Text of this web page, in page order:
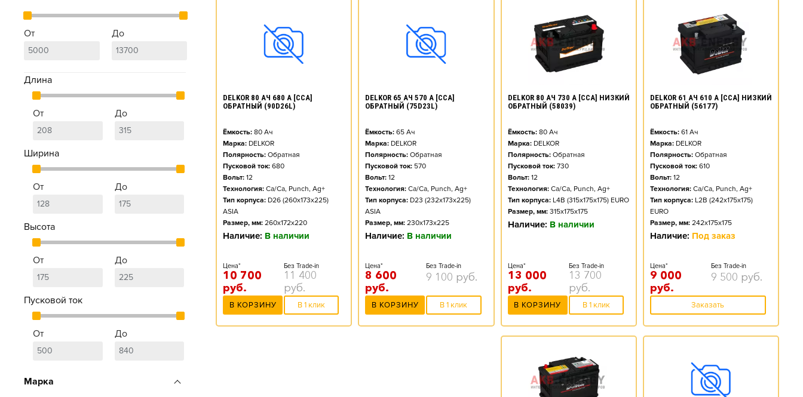
От До
Длина
От До
Ширина
От До
Высота
От До
Пусковой ток
От До
Марка
DELKOR 80 АЧ 680 А [CCA]
ОБРАТНЫЙ (90D26L)
Ёмкость: 80 Ач
Марка: DELKOR
Полярность: Обратная
Пусковой ток: 680
Вольт: 12
Технология: Ca/Ca, Punch, Ag+
Тип корпуса: D26 (260x173x225)
ASIA
Размер, мм: 260x172x220
Наличие: В наличии
Цена*
10 700
руб.
Без Trade-in
11 400
руб.
В КОРЗИНУ В 1 клик
DELKOR 65 АЧ 570 А [CCA]
ОБРАТНЫЙ (75D23L)
Ёмкость: 65 Ач
Марка: DELKOR
Полярность: Обратная
Пусковой ток: 570
Вольт: 12
Технология: Ca/Ca, Punch, Ag+
Тип корпуса: D23 (232x173x225)
ASIA
Размер, мм: 230x173x225
Наличие: В наличии
Цена*
8 600
руб.
Без Trade-in
9 100 руб.
В КОРЗИНУ В 1 клик
DELKOR 80 АЧ 730 А [CCA] НИЗКИЙ
ОБРАТНЫЙ (58039)
Ёмкость: 80Ач
Марка: DELKOR
Полярность: Обратная
Пусковой ток: 730
Вольт: 12
Технология: Ca/Ca, Punch, Ag+
Тип корпуса: L4B (315x175x175) EURO
Размер, мм: 315x175x175
Наличие: В наличии
Цена*
13 000
руб.
Без Trade-in
13 700
руб.
В КОРЗИНУ В 1 клик
DELKOR 61 АЧ 610 А [CCA] НИЗКИЙ
ОБРАТНЫЙ (56177)
Ёмкость: 61Ач
Марка: DELKOR
Полярность: Обратная
Пусковой ток: 610
Вольт: 12
Технология: Ca/Ca, Punch, Ag+
Тип корпуса: L2B (242x175x175)
EURO
Размер, мм: 242x175x175
Наличие: Под заказ
Цена*
9 000
руб.
Без Trade-in
9 500 руб.
Заказать